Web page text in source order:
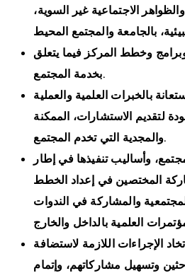
الاجتماعية غير السوية،
وخطط المركز فيما يتعلق
بخدمة المجتمع.
بالخبرات العلمية والعملية
لتقديم الاستشارات، الممكنة
والمجدية التي تخدم المجتمع.
وأساليب تنفيذها في إطار
المختصين في إعداد الخطط
والمشاركة في الندوات
الإجراءات اللازمة لاستضافة
وتسهيل مشاركاتهم، وإتمام